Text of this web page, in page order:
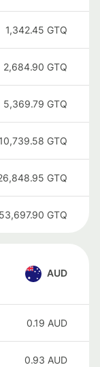
1,342.45 GTQ
2,684.90 GTQ
5,369.79 GTQ
10,739.58 GTQ
GTQ
53,697.90 GTQ
AUD
0.19 AUD
0.93 AUD